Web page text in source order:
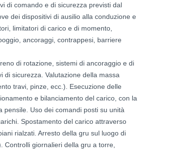
di comando e di sicurezza previsti dal
dei dispositivi di ausilio alla conduzione e
limitatori di carico e di momento,
ancoraggi, contrappesi, barriere
di rotazione, sistemi di ancoraggio e di
di sicurezza. Valutazione della massa
travi, pinze, ecc.). Esecuzione delle
e bilanciamento del carico, con la
pensile. Uso dei comandi posti su unità
Spostamento del carico attraverso
rialzati. Arresto della gru sul luogo di
Controlli giornalieri della gru a torre,